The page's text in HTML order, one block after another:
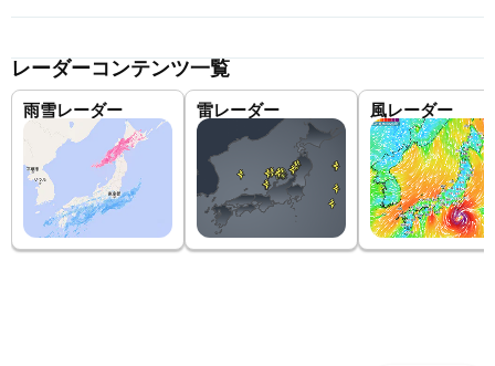
レーダーコンテンツ一覧
雨雪レーダー 雷レーダー 風レーダー